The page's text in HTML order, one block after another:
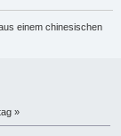
einem chinesischen
»